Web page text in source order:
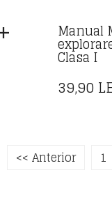
Manual
Clasa I
39,90
<< Anterior 1